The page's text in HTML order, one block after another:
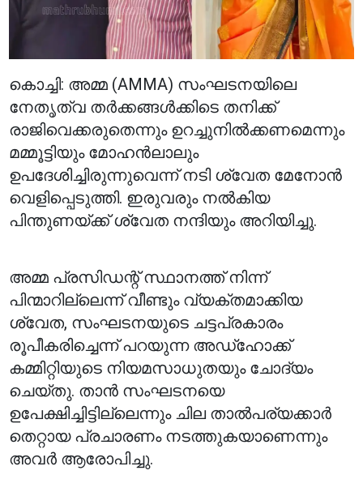
കൊച്ചി: അമ്മ (AMMA) സംഘടനയിലെ
നേതൃത്വ തർക്കങ്ങൾക്കിടെ തനിക്ക്
രാജിവെക്കരുതെന്നും ഉറച്ചുനിൽക്കണമെന്നും
മമ്മൂട്ടിയും മോഹൻലാലും
ഉപദേശിച്ചിരുന്നുവെന്ന് നടി ശ്വേത മേനോൻ
വെളിപ്പെടുത്തി. ഇരുവരും നൽകിയ
പിന്തുണയ്ക്ക് ശ്വേത നന്ദിയും അറിയിച്ചു.
അമ്മ പ്രസിഡന്റ് സ്ഥാനത്ത് നിന്ന്
പിന്മാറില്ലെന്ന് വീണ്ടും വ്യക്തമാക്കിയ
ശ്വേത, സംഘടനയുടെ ചട്ടപ്രകാരം
രൂപീകരിച്ചെന്ന് പറയുന്ന അഡ്‌ഹോക്ക്
കമ്മിറ്റിയുടെ നിയമസാധുതയും ചോദ്യം
ചെയ്തു. താൻ സംഘടനയെ
ഉപേക്ഷിച്ചിട്ടില്ലെന്നും ചില താൽപര്യക്കാർ
തെറ്റായ പ്രചാരണം നടത്തുകയാണെന്നും
അവർ ആരോപിച്ചു.